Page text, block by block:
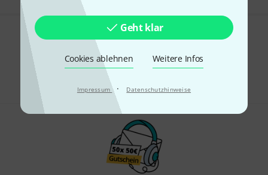
Geht klar
Cookies ablehnen Weitere Infos
Impressum · Datenschutzhinweise
Gefällt Ihnen, was Sie sehen?
Teilen Hilfe & Feedback